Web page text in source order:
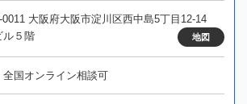
0011 大阪府大阪市淀川区西中島5丁目12-14
ル５階
地図
全国オンライン相談可